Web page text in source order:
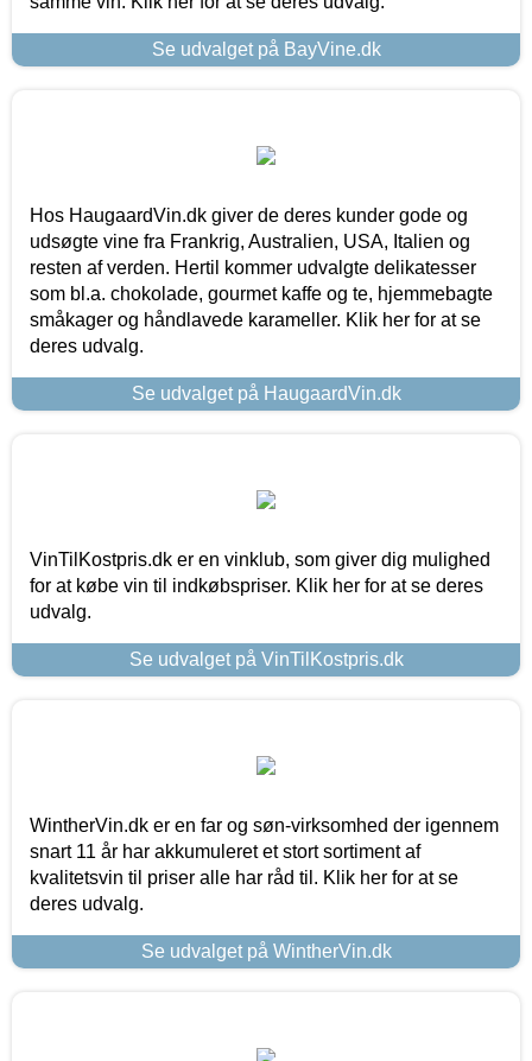
Se udvalget på BayVine.dk
Hos HaugaardVin.dk giver de deres kunder gode og
udsøgte vine fra Frankrig, Australien, USA, Italien og
resten af verden. Hertil kommer udvalgte delikatesser
som bl.a. chokolade, gourmet kaffe og te, hjemmebagte
småkager og håndlavede karameller. Klik her for at se
deres udvalg.
Se udvalget på HaugaardVin.dk
VinTilKostpris.dk er en vinklub, som giver dig mulighed
for at købe vin til indkøbspriser. Klik her for at se deres
udvalg.
Se udvalget på VinTilKostpris.dk
WintherVin.dk er en far og søn-virksomhed der igennem
snart 11 år har akkumuleret et stort sortiment af
kvalitetsvin til priser alle har råd til. Klik her for at se
deres udvalg.
Se udvalget på WintherVin.dk